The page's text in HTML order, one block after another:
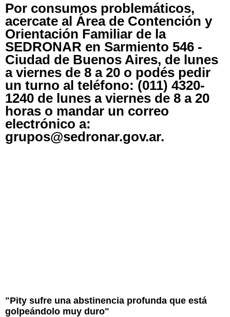
Por consumos problemáticos,
acercate al Área de Contención y
Orientación Familiar de la
SEDRONAR en Sarmiento 546 -
Ciudad de Buenos Aires, de lunes
a viernes de 8 a 20 o podés pedir
un turno al teléfono: (011) 4320-
1240 de lunes a viernes de 8 a 20
horas o mandar un correo
electrónico a:
grupos@sedronar.gov.ar.
"Pity sufre una abstinencia profunda que está
golpeándolo muy duro"